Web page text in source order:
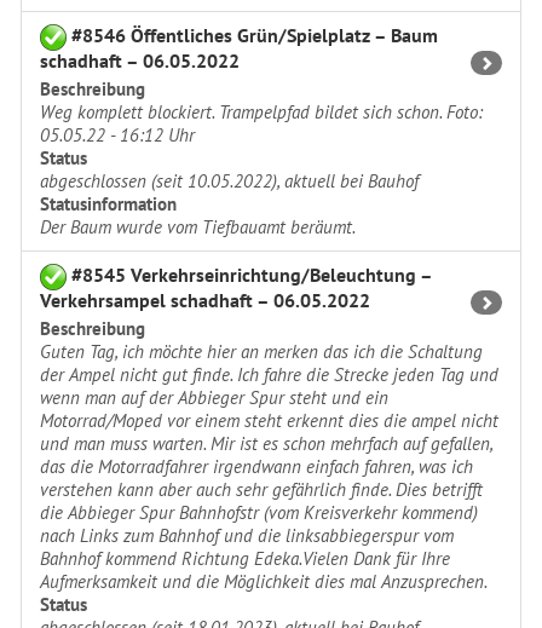
#8546 Öffentliches Grün/Spielplatz – Baum
schadhaft – 06.05.2022
Beschreibung
Weg komplett blockiert. Trampelpfad bildet sich schon. Foto:
05.05.22 - 16:12 Uhr
Status
abgeschlossen (seit 10.05.2022), aktuell bei Bauhof
Statusinformation
Der Baum wurde vom Tiefbauamt beräumt.
#8545 Verkehrseinrichtung/Beleuchtung –
Verkehrsampel schadhaft – 06.05.2022
Beschreibung
Guten Tag, ich möchte hier an merken das ich die Schaltung
der Ampel nicht gut finde. Ich fahre die Strecke jeden Tag und
wenn man auf der Abbieger Spur steht und ein
Motorrad/Moped vor einem steht erkennt dies die ampel nicht
und man muss warten. Mir ist es schon mehrfach auf gefallen,
das die Motorradfahrer irgendwann einfach fahren, was ich
verstehen kann aber auch sehr gefährlich finde. Dies betrifft
die Abbieger Spur Bahnhofstr (vom Kreisverkehr kommend)
nach Links zum Bahnhof und die linksabbiegerspur vom
Bahnhof kommend Richtung Edeka.Vielen Dank für Ihre
Aufmerksamkeit und die Möglichkeit dies mal Anzusprechen.
Status